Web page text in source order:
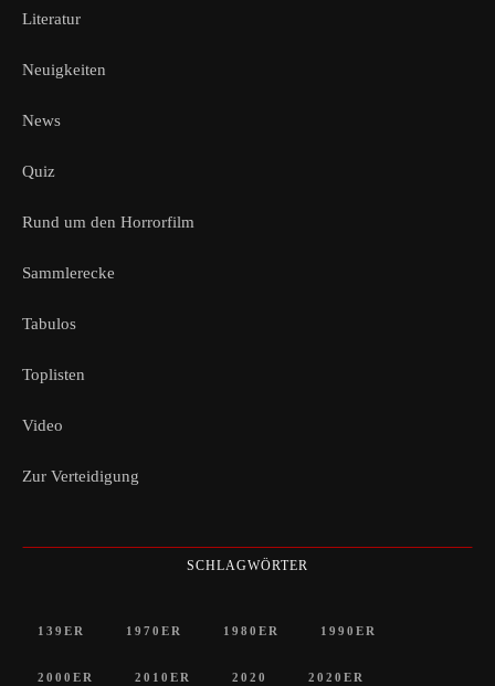
Literatur
Neuigkeiten
News
Quiz
Rund um den Horrorfilm
Sammlerecke
Tabulos
Toplisten
Video
Zur Verteidigung
SCHLAGWÖRTER
139ER 1970ER 1980ER 1990ER
2000ER 2010ER 2020 2020ER